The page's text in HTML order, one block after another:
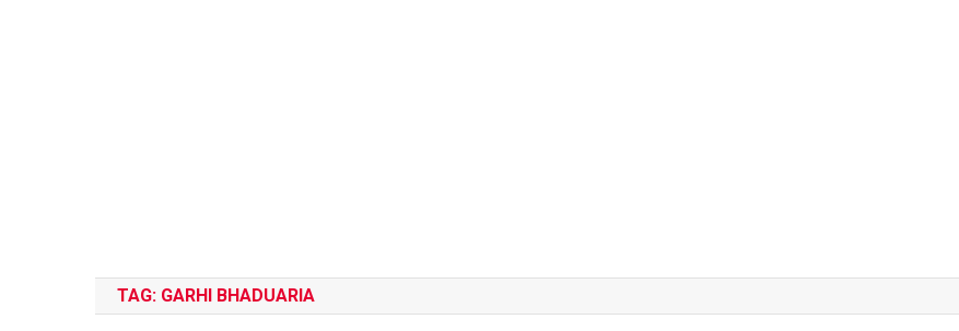
TAG: GARHI BHADUARIA